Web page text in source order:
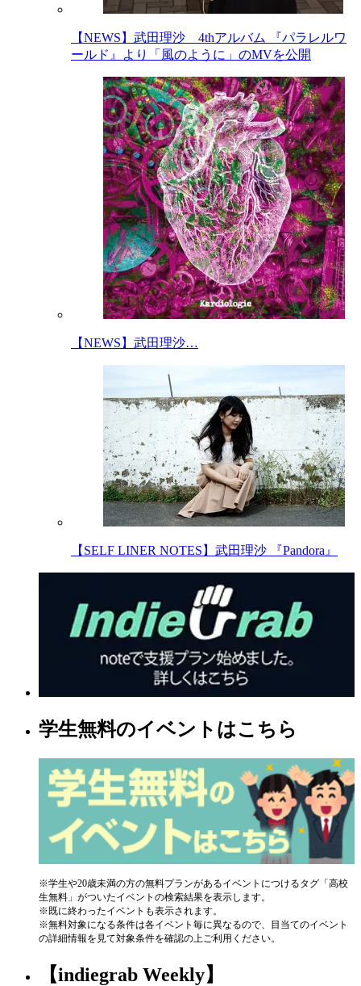
【NEWS】武田理沙 4thアルバム 『パラレルワ
ールド』より「風のように」のMVを公開
【NEWS】武田理沙…
【SELF LINER NOTES】武田理沙 『Pandora』
学生無料のイベントはこちら
※学生や20歳未満の方の無料プランがあるイベントにつけるタグ「高校
生無料」がついたイベントの検索結果を表示します。
※既に終わったイベントも表示されます。
※無料対象になる条件は各イベント毎に異なるので、目当てのイベント
の詳細情報を見て対象条件を確認の上ご利用ください。
【indiegrab Weekly】